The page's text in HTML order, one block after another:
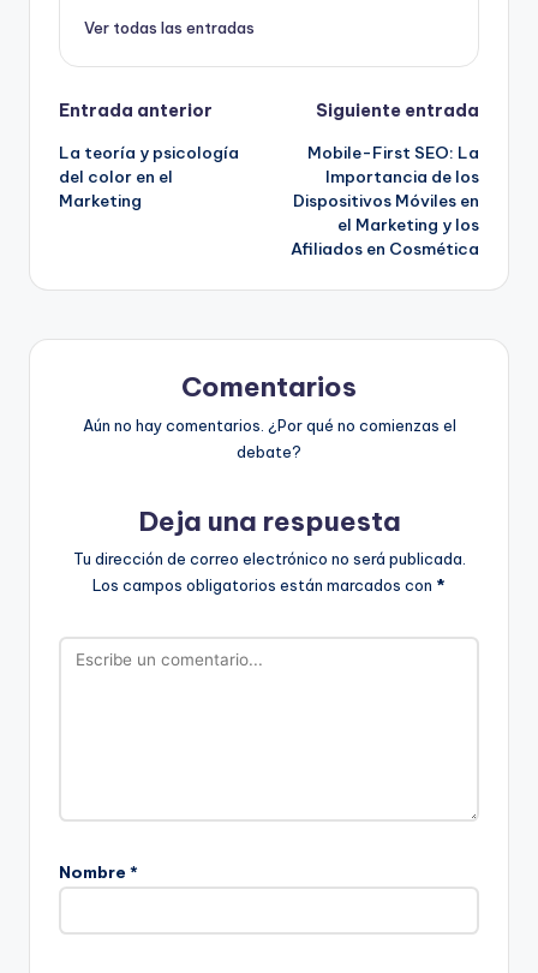
Ver todas las entradas
Navegación
de
entradas
Entrada anterior
La teoría y psicología
del color en el
Marketing
Siguiente entrada
Mobile-First SEO: La
Importancia de los
Dispositivos Móviles en
el Marketing y los
Afiliados en Cosmética
Comentarios
Aún no hay comentarios. ¿Por qué no comienzas el
debate?
Deja una respuesta
Tu dirección de correo electrónico no será publicada.
Los campos obligatorios están marcados con *
Nombre *